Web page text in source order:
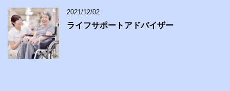
2021/12/02
ライフサポートアドバイザー